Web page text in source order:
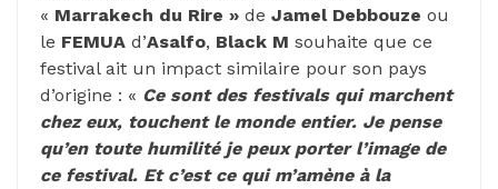
« Marrakech du Rire » de Jamel Debbouze ou
le FEMUA d’Asalfo, Black M souhaite que ce
festival ait un impact similaire pour son pays
d’origine : « Ce sont des festivals qui marchent
chez eux, touchent le monde entier. Je pense
qu’en toute humilité je peux porter l’image de
ce festival. Et c’est ce qui m’amène à la